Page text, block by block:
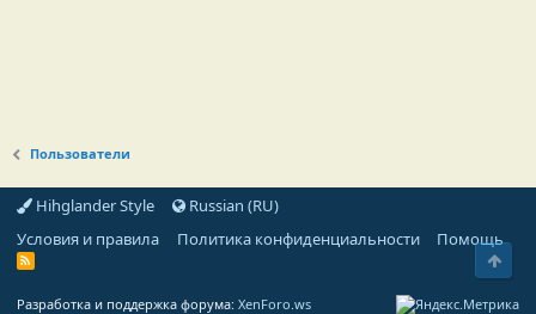
Пользователи
Hihglander Style
Russian (RU)
Условия и правила
Политика конфиденциальности Помощь
R
Разработка и поддержка форума: XenForo.ws